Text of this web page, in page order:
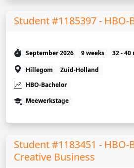
Student #1185397 - HBO-
September 2026 9 weeks
32 - 40
Hillegom
Zuid-Holland
HBO-Bachelor
Meewerkstage
Student #1183451 - HBO-
Creative Business